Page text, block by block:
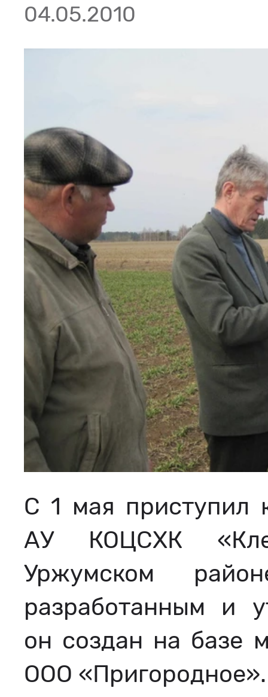
04.05.2010
С 1 мая приступил
АУ КОЦСХК
Уржумском
разработанным и
он создан на базе
ООО «Пригородное».